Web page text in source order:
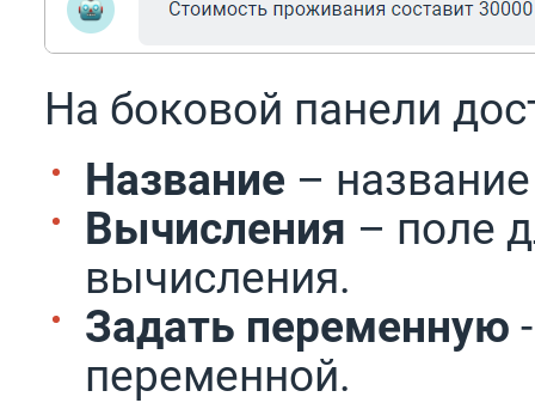
На боковой панели
Название –
Вычисления – поле
вычисления.
Задать переменную
переменной.